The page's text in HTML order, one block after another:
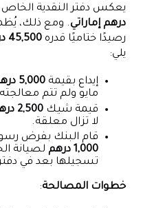
يعكس دفتر النقدية الخاص
درهم إماراتي. ومع ذلك،
رصيدًا ختاميًا قدره45,500 درهم إماراتي
يلي:
إيداع بقيمة5,000 درهم إماراتي
مايو ولم تتم
قيمة شيك2,500 درهم إماراتي
لا تزال معلقة.
قام البنك بفرض
1,000 درهم
لصيانة
تسجيلها بعد في دفتر
خطوات المصالحة: